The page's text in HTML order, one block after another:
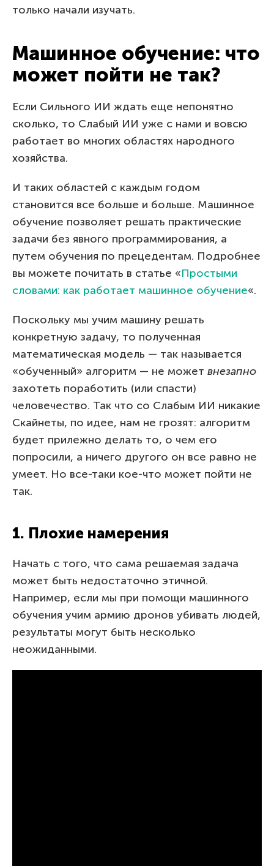
только начали изучать.
Машинное обучение: что
может пойти не так?
Если Сильного ИИ ждать еще непонятно
сколько, то Слабый ИИ уже с нами и вовсю
работает во многих областях народного
хозяйства.
И таких областей с каждым годом
становится все больше и больше. Машинное
обучение позволяет решать практические
задачи без явного программирования, а
путем обучения по прецедентам. Подробнее
вы можете почитать в статье «Простыми
словами: как работает машинное обучение«.
Поскольку мы учим машину решать
конкретную задачу, то полученная
математическая модель — так называется
«обученный» алгоритм — не может внезапно
захотеть поработить (или спасти)
человечество. Так что со Слабым ИИ никакие
Скайнеты, по идее, нам не грозят: алгоритм
будет прилежно делать то, о чем его
попросили, а ничего другого он все равно не
умеет. Но все-таки кое-что может пойти не
так.
1. Плохие намерения
Начать с того, что сама решаемая задача
может быть недостаточно этичной.
Например, если мы при помощи машинного
обучения учим армию дронов убивать людей,
результаты могут быть несколько
неожиданными.